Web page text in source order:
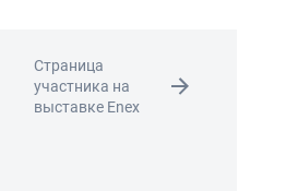
Страница
участника на
выставке Enex